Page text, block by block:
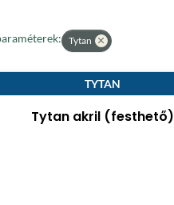
Tytan
TYTAN
Tytan akril (festhető)